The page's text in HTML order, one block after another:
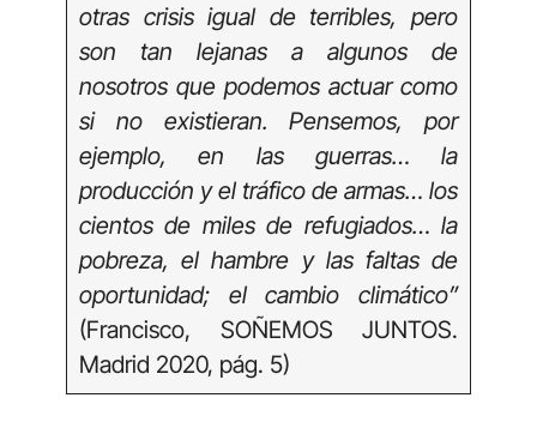
otras crisis igual de terribles, pero
son tan lejanas a algunos de
nosotros que podemos actuar como
si no existieran. Pensemos, por
ejemplo, en las guerras… la
producción y el tráfico de armas… los
cientos de miles de refugiados… la
pobreza, el hambre y las faltas de
oportunidad; el cambio climático”
(Francisco, SOÑEMOS JUNTOS.
Madrid 2020, pág. 5)